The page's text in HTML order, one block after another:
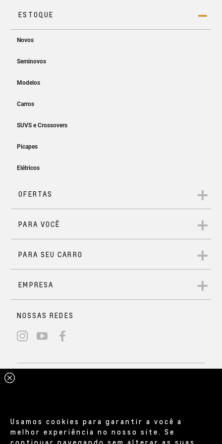
Usamos cookies para garantir a você a
melhor experiência no nosso site. Se
continuar navegando sem alterar as suas